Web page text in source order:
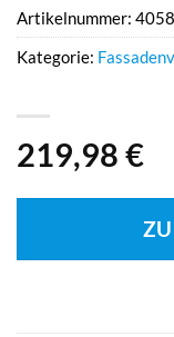
219,98 €
Artikelnummer:
Kategorie: